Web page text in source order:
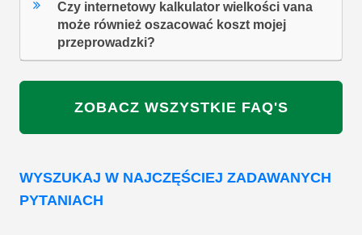
Czy internetowy kalkulator wielkości vana
może również oszacować koszt mojej
przeprowadzki?
ZOBACZ WSZYSTKIE FAQ'S
WYSZUKAJ W NAJCZĘŚCIEJ ZADAWANYCH
PYTANIACH